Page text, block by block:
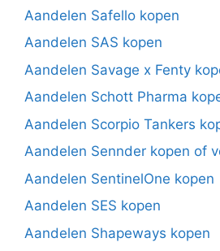
Aandelen Safello kopen
Aandelen SAS kopen
Aandelen Savage x Fenty
Aandelen Schott Pharma
Aandelen Scorpio Tankers
Aandelen Sennder kopen of
Aandelen SentinelOne kopen
Aandelen SES kopen
Aandelen Shapeways kopen